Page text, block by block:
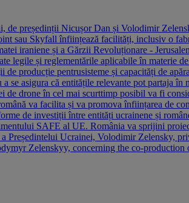
de președinții Nicușor Dan și Volodimir
sau Skyfall înființează facilități, inclusiv o
iraniene și a Gărzii Revoluționare -
legile și reglementările aplicabile în materie
producție pentrusisteme și capacități de
se asigura că entitățile relevante pot partaja în
drone în cel mai scurttimp posibil va fi
va facilita și va promova înființarea de
de investiții între entități ucrainene și
SAFE al UE. România va sprijini
Președintelui Ucrainei, Volodimir Zelensky,
Zelenskyy, concerning the co-production